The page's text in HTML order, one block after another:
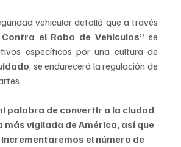
vehicular detalló que a través
el Robo de Vehículos” se
, se endurecerá la regulación de
palabra de convertir a la ciudad
más vigilada de América, así que
el número de